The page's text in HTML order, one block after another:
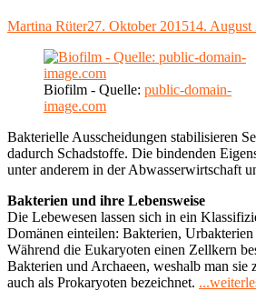
Autor
Martina RüterVeröffentlicht
27. Oktober 201514. August
Biofilm - Quelle: public-domain-
image.com
Bakterielle Ausscheidungen stabilisieren
dadurch Schadstoffe. Die bindenden
unter anderem in der Abwasserwirtschaft
Bakterien und ihre Lebensweise
Die Lebewesen lassen sich in ein
Domänen einteilen: Bakterien,
Während die Eukaryoten einen Zellkern
Bakterien und Archaeen, weshalb man sie
auch als Prokaryoten bezeichnet.